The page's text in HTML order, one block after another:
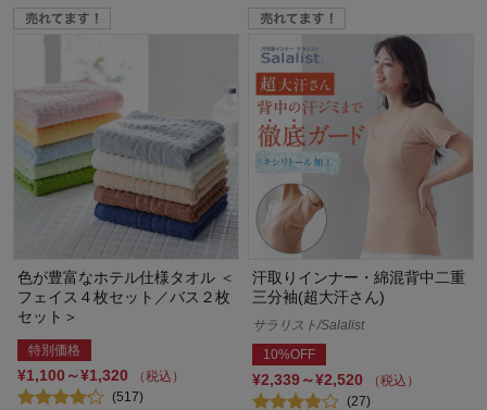
色が豊富なホテル仕様タオル ＜
フェイス４枚セット／バス２枚
セット＞
特別価格
¥1,100～¥1,320
（税込）
(517)
汗取りインナー・綿混背中二重
三分袖(超大汗さん)
サラリスト/Salalist
10%OFF
¥2,339～¥2,520
（税込）
(27)